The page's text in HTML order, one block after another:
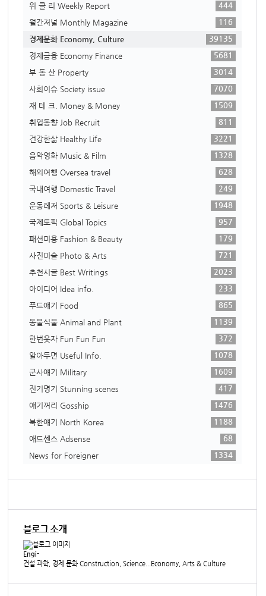
위 클 리 Weekly Report
444
월간저널 Monthly Magazine
116
경제문화 Economy, Culture
39135
경제금융 Economy Finance
5681
부 동 산 Property
3014
사회이슈 Society issue
7070
재 테 크. Money & Money
1509
취업동향 Job Recruit
811
건강한삶 Healthy Life
3221
음악영화 Music & Film
1328
해외여행 Oversea travel
628
국내여행 Domestic Travel
249
운동레저 Sports & Leisure
1948
국제토픽 Global Topics
957
패션미용 Fashion & Beauty
179
사진미술 Photo & Arts
721
추천시글 Best Writings
2023
아이디어 Idea info.
233
푸드얘기 Food
865
동물식물 Animal and Plant
1139
한번웃자 Fun Fun Fun
372
알아두면 Useful Info.
1078
군사얘기 Military
1609
진기명기 Stunning scenes
417
얘기꺼리 Gosship
1476
북한얘기 North Korea
1188
애드센스 Adsense
68
News for Foreigner
1334
블로그 소개
Engi-
건설 과학, 경제 문화 Construction, Science...Economy, Arts & Culture